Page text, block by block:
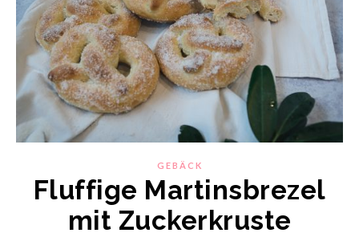
GEBÄCK
Fluffige Martinsbrezel
mit Zuckerkruste